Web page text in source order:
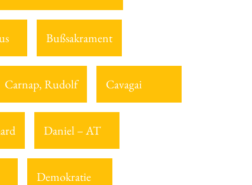
Bußsakrament
Carnap, Rudolf Cavagai
Daniel – AT
Demokratie